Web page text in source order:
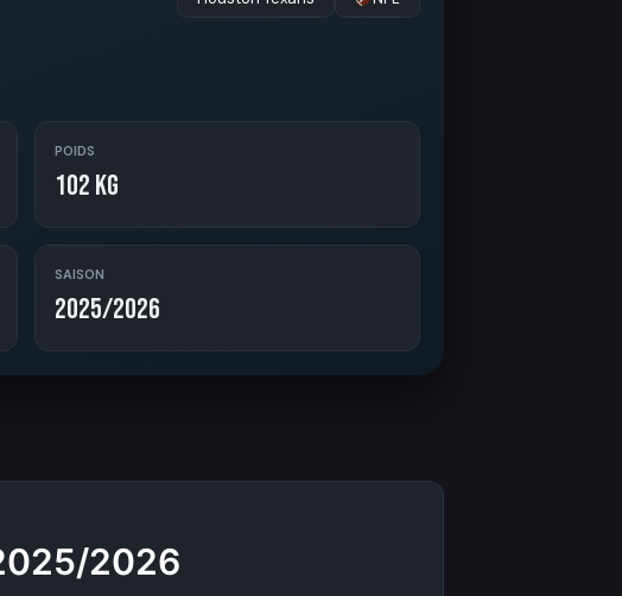
POIDS
102 kg
SAISON
2025/2026
2026